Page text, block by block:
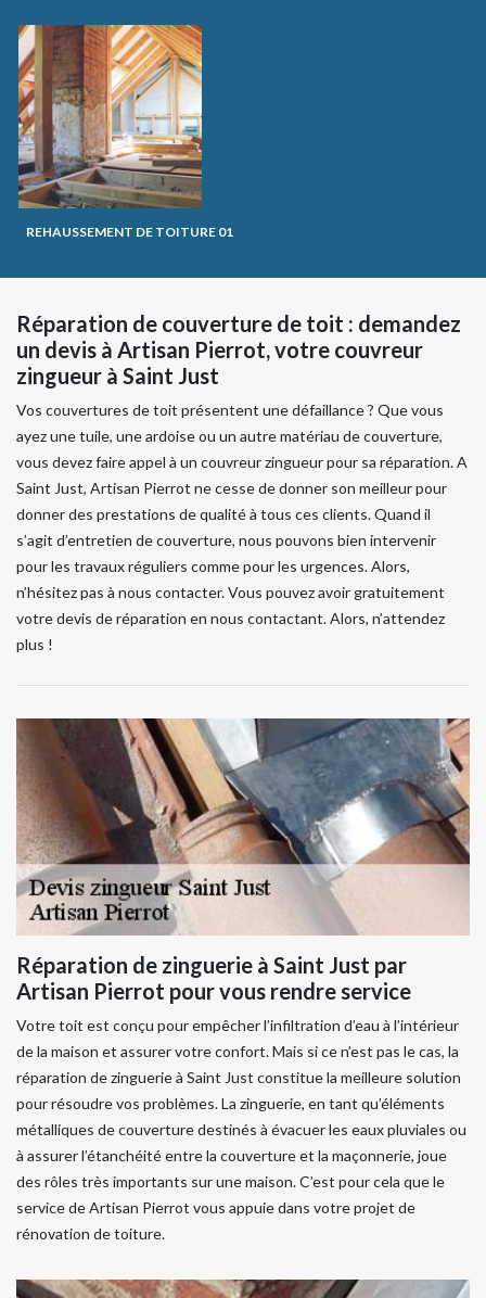
REHAUSSEMENT DE TOITURE 01
Réparation de couverture de toit : demandez
un devis à Artisan Pierrot, votre couvreur
zingueur à Saint Just
Vos couvertures de toit présentent une défaillance ? Que vous
ayez une tuile, une ardoise ou un autre matériau de couverture,
vous devez faire appel à un couvreur zingueur pour sa réparation. A
Saint Just, Artisan Pierrot ne cesse de donner son meilleur pour
donner des prestations de qualité à tous ces clients. Quand il
s’agit d’entretien de couverture, nous pouvons bien intervenir
pour les travaux réguliers comme pour les urgences. Alors,
n’hésitez pas à nous contacter. Vous pouvez avoir gratuitement
votre devis de réparation en nous contactant. Alors, n’attendez
plus !
Réparation de zinguerie à Saint Just par
Artisan Pierrot pour vous rendre service
Votre toit est conçu pour empêcher l’infiltration d’eau à l’intérieur
de la maison et assurer votre confort. Mais si ce n’est pas le cas, la
réparation de zinguerie à Saint Just constitue la meilleure solution
pour résoudre vos problèmes. La zinguerie, en tant qu’éléments
métalliques de couverture destinés à évacuer les eaux pluviales ou
à assurer l’étanchéité entre la couverture et la maçonnerie, joue
des rôles très importants sur une maison. C’est pour cela que le
service de Artisan Pierrot vous appuie dans votre projet de
rénovation de toiture.